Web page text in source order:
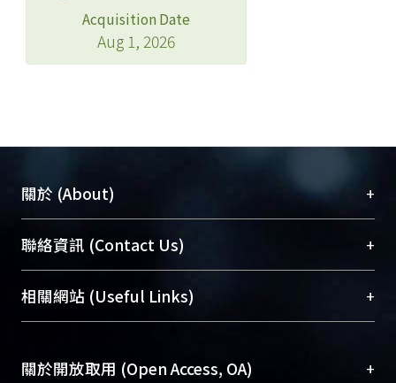
Acquisition Date
Aug 1, 2026
關於 (About) +
臺大位居世界頂尖大學之列，為永久珍藏及向國際
展現本校豐碩的研究成果及學術能量，圖書館整合
機構典藏（NTUR）與學術庫（AH）不同功能平
台，成為臺大學術典藏NTU scholars。期能整合研
成果。
聯絡資訊 (Contact Us) +
總館學科館員(Main Library)
醫學圖書館學科館員(Medical Library)
Sciences Library)
相關網站 (Useful Links) +
關於開放取用 (Open Access, OA) +